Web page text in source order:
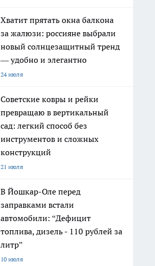
Хватит прятать окна балкона
за жалюзи: россияне выбрали
новый солнцезащитный тренд
— удобно и элегантно
24 июля
Советские ковры и рейки
превращаю в вертикальный
сад: легкий способ без
инструментов и сложных
конструкций
21 июля
В Йошкар-Оле перед
заправками встали
автомобили: “Дефицит
топлива, дизель - 110 рублей за
литр”
10 июля